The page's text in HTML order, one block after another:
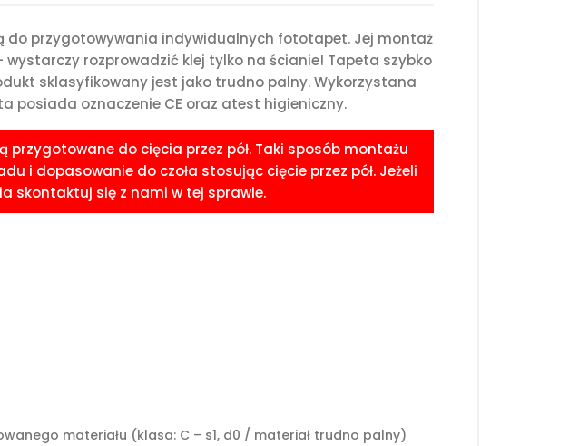
do przygotowywania indywidualnych fototapet. Jej montaż
rozprowadzić klej tylko na ścianie! Tapeta szybko
sklasyfikowany jest jako trudno palny. Wykorzystana
posiada oznaczenie CE oraz atest higieniczny.
do cięcia przez pół. Taki sposób montażu
i dopasowanie do czoła stosując cięcie przez pół. Jeżeli
skontaktuj się z nami w tej sprawie.
materiału (klasa: C – s1, d0 / materiał trudno palny)